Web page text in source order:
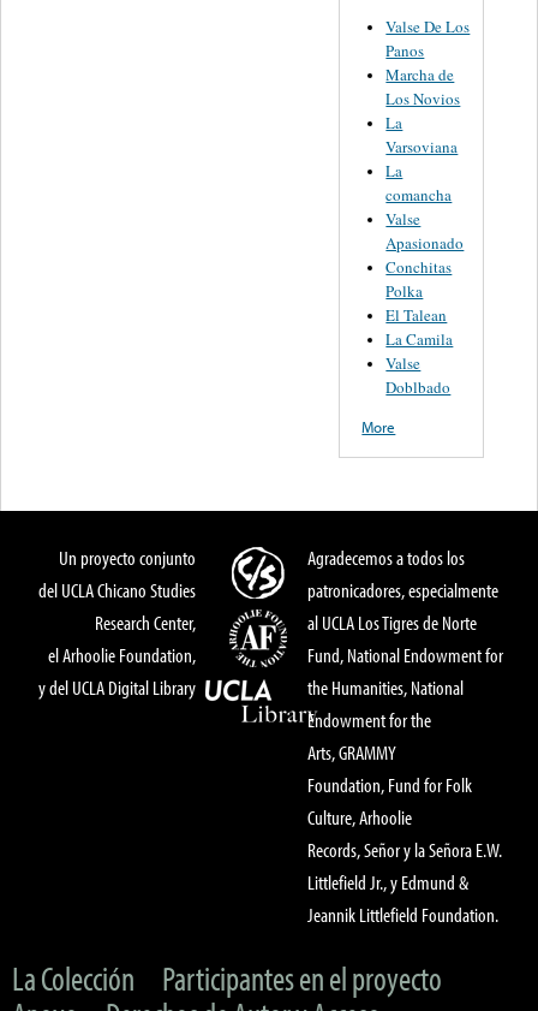
Valse De Los
Panos
Marcha de
Los Novios
La
Varsoviana
La
comancha
Valse
Apasionado
Conchitas
Polka
El Talean
La Camila
Valse
Doblbado
More
Un proyecto conjunto
del UCLA Chicano Studies
Research Center,
el Arhoolie Foundation,
y del UCLA Digital Library
Agradecemos a todos los
patronicadores, especialmente
al UCLA Los Tigres de Norte
Fund, National Endowment for
the Humanities, National
Endowment for the
Arts, GRAMMY
Foundation, Fund for Folk
Culture, Arhoolie
Records, Señor y la Señora E.W.
Littlefield Jr., y Edmund &
Jeannik Littlefield Foundation.
La Colección
Participantes en el proyecto